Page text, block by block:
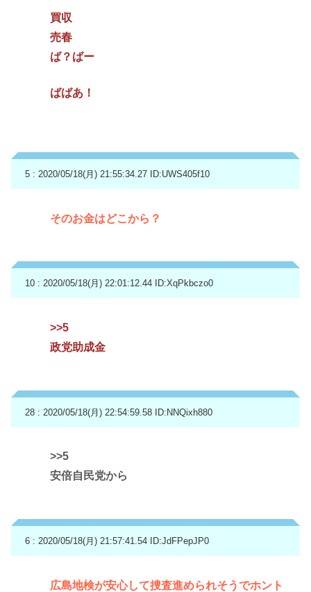
買収
売春
ば？ばー
ばばあ！
5 : 2020/05/18(月) 21:55:34.27 ID:UWS405f10
そのお金はどこから？
10 : 2020/05/18(月) 22:01:12.44 ID:XqPkbczo0
>>5
政党助成金
28 : 2020/05/18(月) 22:54:59.58 ID:NNQixh880
>>5
安倍自民党から
6 : 2020/05/18(月) 21:57:41.54 ID:JdFPepJP0
広島地検が安心して捜査進められそうでホント